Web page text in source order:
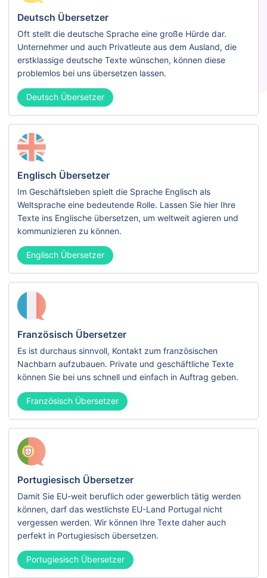
Deutsch Übersetzer
Oft stellt die deutsche Sprache eine große Hürde dar.
Unternehmer und auch Privatleute aus dem Ausland, die
erstklassige deutsche Texte wünschen, können diese
problemlos bei uns übersetzen lassen.
Deutsch Übersetzer
Englisch Übersetzer
Im Geschäftsleben spielt die Sprache Englisch als
Weltsprache eine bedeutende Rolle. Lassen Sie hier Ihre
Texte ins Englische übersetzen, um weltweit agieren und
kommunizieren zu können.
Englisch Übersetzer
Französisch Übersetzer
Es ist durchaus sinnvoll, Kontakt zum französischen
Nachbarn aufzubauen. Private und geschäftliche Texte
können Sie bei uns schnell und einfach in Auftrag geben.
Französisch Übersetzer
Portugiesisch Übersetzer
Damit Sie EU-weit beruflich oder gewerblich tätig werden
können, darf das westlichste EU-Land Portugal nicht
vergessen werden. Wir können Ihre Texte daher auch
perfekt in Portugiesisch übersetzen.
Portugiesisch Übersetzer